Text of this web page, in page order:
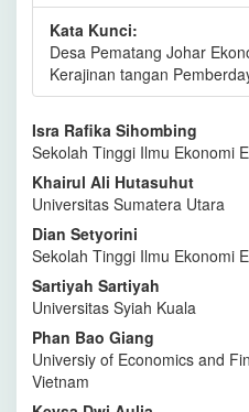
Kata Kunci:
Desa Pematang Johar
Kerajinan tangan
Isi
Artikel
Utama
Isra Rafika Sihombing
Sekolah Tinggi Ilmu Ekonomi
Khairul Ali Hutasuhut
Universitas Sumatera Utara
Dian Setyorini
Sekolah Tinggi Ilmu Ekonomi
Sartiyah Sartiyah
Universitas Syiah Kuala
Phan Bao Giang
Universiy of Economics and
Vietnam